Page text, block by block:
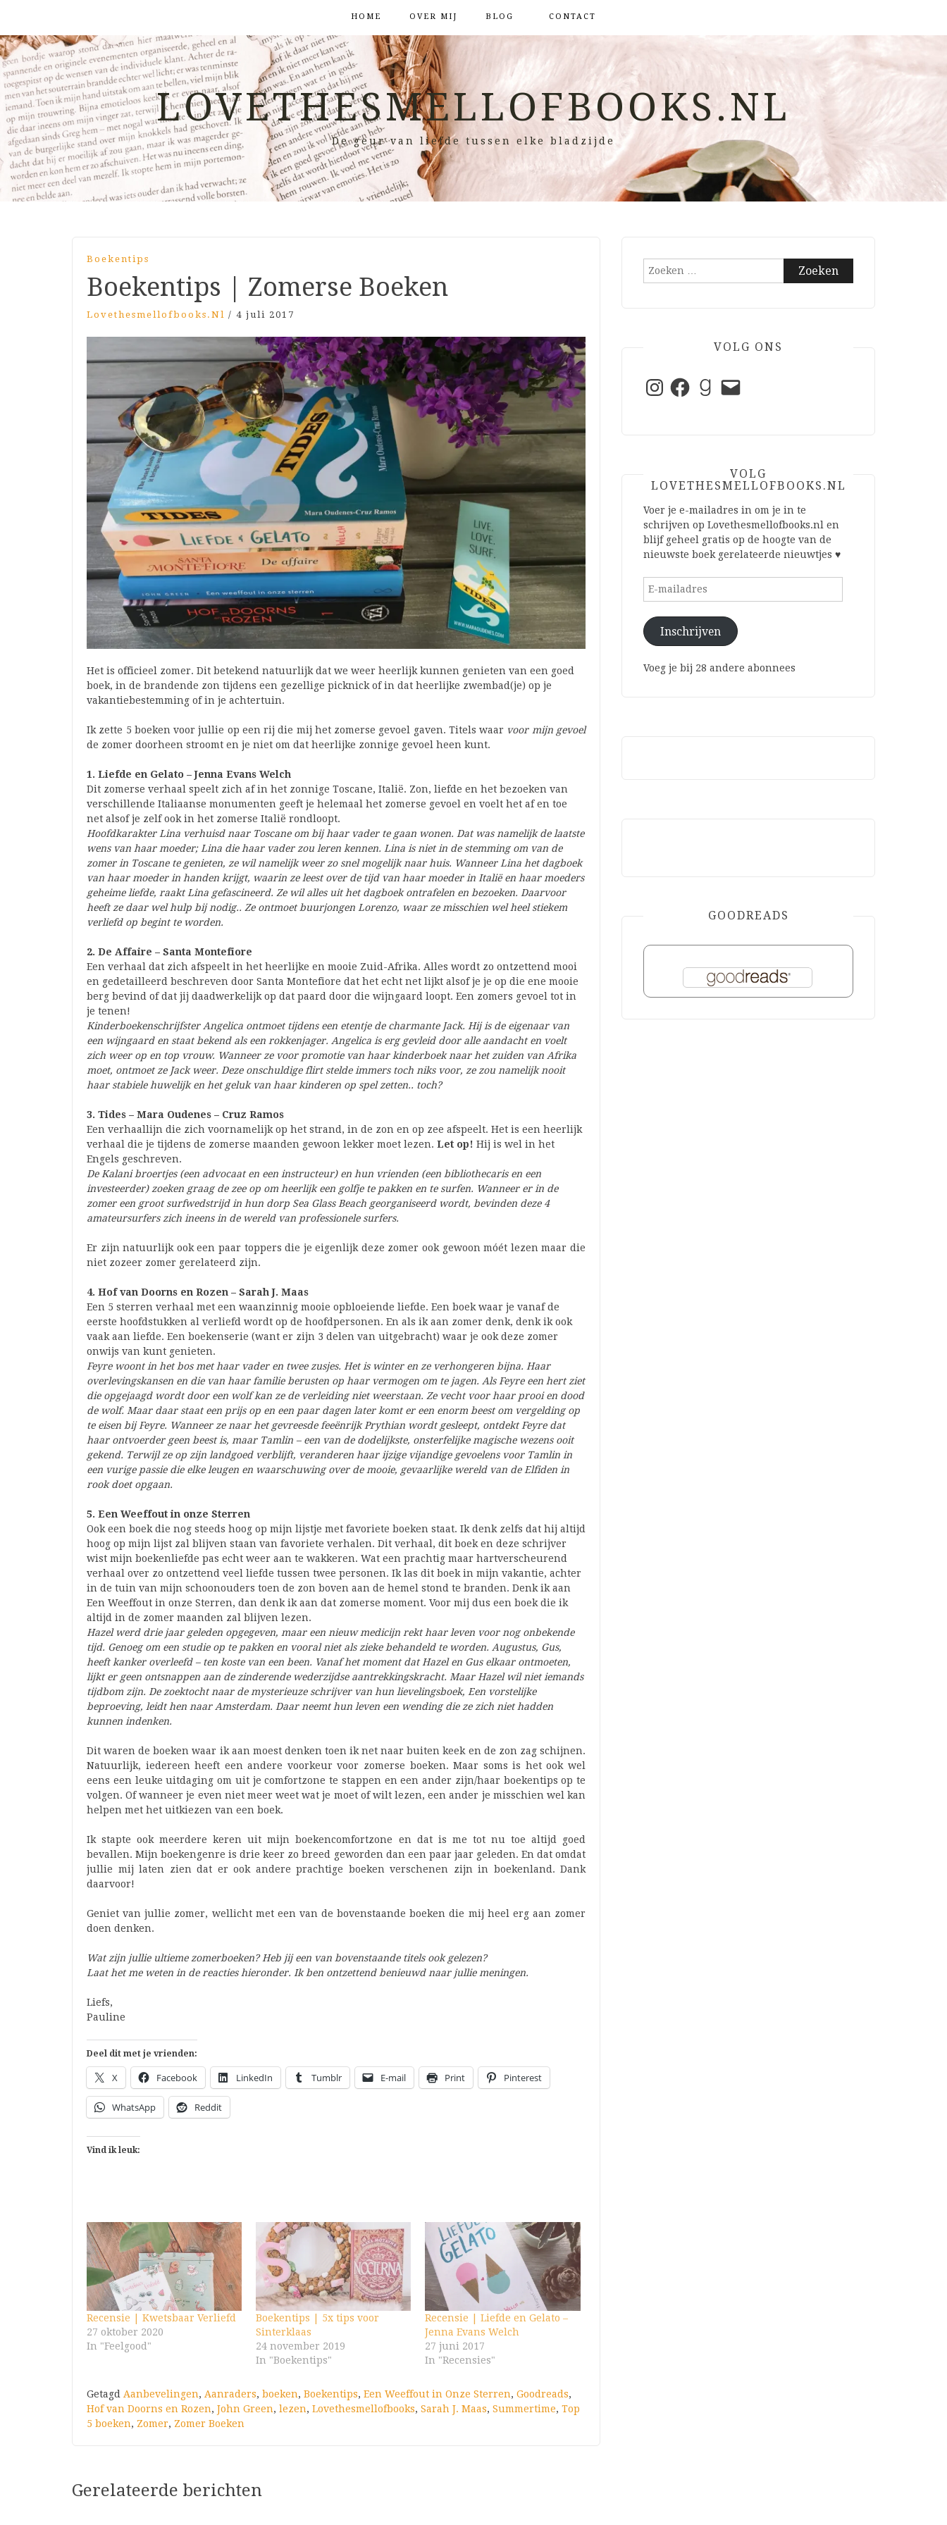
HOME OVER MIJ BLOG CONTACT
LOVETHESMELLOFBOOKS.NL
De geur van liefde tussen elke bladzijde
Boekentips
Boekentips | Zomerse Boeken
Lovethesmellofbooks.nl / 4 juli 2017
Het is officieel zomer. Dit betekend natuurlijk dat we weer heerlijk kunnen genieten van een goed
boek, in de brandende zon tijdens een gezellige picknick of in dat heerlijke zwembad(je) op je
vakantiebestemming of in je achtertuin.
Ik zette 5 boeken voor jullie op een rij die mij het zomerse gevoel gaven. Titels waar voor mijn gevoel
de zomer doorheen stroomt en je niet om dat heerlijke zonnige gevoel heen kunt.
1. Liefde en Gelato – Jenna Evans Welch
Dit zomerse verhaal speelt zich af in het zonnige Toscane, Italië. Zon, liefde en het bezoeken van
verschillende Italiaanse monumenten geeft je helemaal het zomerse gevoel en voelt het af en toe
net alsof je zelf ook in het zomerse Italië rondloopt.
Hoofdkarakter Lina verhuisd naar Toscane om bij haar vader te gaan wonen. Dat was namelijk de laatste
wens van haar moeder; Lina die haar vader zou leren kennen. Lina is niet in de stemming om van de
zomer in Toscane te genieten, ze wil namelijk weer zo snel mogelijk naar huis. Wanneer Lina het dagboek
van haar moeder in handen krijgt, waarin ze leest over de tijd van haar moeder in Italië en haar moeders
geheime liefde, raakt Lina gefascineerd. Ze wil alles uit het dagboek ontrafelen en bezoeken. Daarvoor
heeft ze daar wel hulp bij nodig.. Ze ontmoet buurjongen Lorenzo, waar ze misschien wel heel stiekem
verliefd op begint te worden.
2. De Affaire – Santa Montefiore
Een verhaal dat zich afspeelt in het heerlijke en mooie Zuid-Afrika. Alles wordt zo ontzettend mooi
en gedetailleerd beschreven door Santa Montefiore dat het echt net lijkt alsof je je op die ene mooie
berg bevind of dat jij daadwerkelijk op dat paard door die wijngaard loopt. Een zomers gevoel tot in
je tenen!
Kinderboekenschrijfster Angelica ontmoet tijdens een etentje de charmante Jack. Hij is de eigenaar van
een wijngaard en staat bekend als een rokkenjager. Angelica is erg gevleid door alle aandacht en voelt
zich weer op en top vrouw. Wanneer ze voor promotie van haar kinderboek naar het zuiden van Afrika
moet, ontmoet ze Jack weer. Deze onschuldige flirt stelde immers toch niks voor, ze zou namelijk nooit
haar stabiele huwelijk en het geluk van haar kinderen op spel zetten.. toch?
3. Tides – Mara Oudenes – Cruz Ramos
Een verhaallijn die zich voornamelijk op het strand, in de zon en op zee afspeelt. Het is een heerlijk
verhaal die je tijdens de zomerse maanden gewoon lekker moet lezen. Let op! Hij is wel in het
Engels geschreven.
De Kalani broertjes (een advocaat en een instructeur) en hun vrienden (een bibliothecaris en een
investeerder) zoeken graag de zee op om heerlijk een golfje te pakken en te surfen. Wanneer er in de
zomer een groot surfwedstrijd in hun dorp Sea Glass Beach georganiseerd wordt, bevinden deze 4
amateursurfers zich ineens in de wereld van professionele surfers.
Er zijn natuurlijk ook een paar toppers die je eigenlijk deze zomer ook gewoon móét lezen maar die
niet zozeer zomer gerelateerd zijn.
4. Hof van Doorns en Rozen – Sarah J. Maas
Een 5 sterren verhaal met een waanzinnig mooie opbloeiende liefde. Een boek waar je vanaf de
eerste hoofdstukken al verliefd wordt op de hoofdpersonen. En als ik aan zomer denk, denk ik ook
vaak aan liefde. Een boekenserie (want er zijn 3 delen van uitgebracht) waar je ook deze zomer
onwijs van kunt genieten.
Feyre woont in het bos met haar vader en twee zusjes. Het is winter en ze verhongeren bijna. Haar
overlevingskansen en die van haar familie berusten op haar vermogen om te jagen. Als Feyre een hert ziet
die opgejaagd wordt door een wolf kan ze de verleiding niet weerstaan. Ze vecht voor haar prooi en dood
de wolf. Maar daar staat een prijs op en een paar dagen later komt er een enorm beest om vergelding op
te eisen bij Feyre. Wanneer ze naar het gevreesde feeënrijk Prythian wordt gesleept, ontdekt Feyre dat
haar ontvoerder geen beest is, maar Tamlin – een van de dodelijkste, onsterfelijke magische wezens ooit
gekend. Terwijl ze op zijn landgoed verblijft, veranderen haar ijzige vijandige gevoelens voor Tamlin in
een vurige passie die elke leugen en waarschuwing over de mooie, gevaarlijke wereld van de Elfiden in
rook doet opgaan.
5. Een Weeffout in onze Sterren
Ook een boek die nog steeds hoog op mijn lijstje met favoriete boeken staat. Ik denk zelfs dat hij altijd
hoog op mijn lijst zal blijven staan van favoriete verhalen. Dit verhaal, dit boek en deze schrijver
wist mijn boekenliefde pas echt weer aan te wakkeren. Wat een prachtig maar hartverscheurend
verhaal over zo ontzettend veel liefde tussen twee personen. Ik las dit boek in mijn vakantie, achter
in de tuin van mijn schoonouders toen de zon boven aan de hemel stond te branden. Denk ik aan
Een Weeffout in onze Sterren, dan denk ik aan dat zomerse moment. Voor mij dus een boek die ik
altijd in de zomer maanden zal blijven lezen.
Hazel werd drie jaar geleden opgegeven, maar een nieuw medicijn rekt haar leven voor nog onbekende
tijd. Genoeg om een studie op te pakken en vooral niet als zieke behandeld te worden. Augustus, Gus,
heeft kanker overleefd – ten koste van een been. Vanaf het moment dat Hazel en Gus elkaar ontmoeten,
lijkt er geen ontsnappen aan de zinderende wederzijdse aantrekkingskracht. Maar Hazel wil niet iemands
tijdbom zijn. De zoektocht naar de mysterieuze schrijver van hun lievelingsboek, Een vorstelijke
beproeving, leidt hen naar Amsterdam. Daar neemt hun leven een wending die ze zich niet hadden
kunnen indenken.
Dit waren de boeken waar ik aan moest denken toen ik net naar buiten keek en de zon zag schijnen.
Natuurlijk, iedereen heeft een andere voorkeur voor zomerse boeken. Maar soms is het ook wel
eens een leuke uitdaging om uit je comfortzone te stappen en een ander zijn/haar boekentips op te
volgen. Of wanneer je even niet meer weet wat je moet of wilt lezen, een ander je misschien wel kan
helpen met het uitkiezen van een boek.
Ik stapte ook meerdere keren uit mijn boekencomfortzone en dat is me tot nu toe altijd goed
bevallen. Mijn boekengenre is drie keer zo breed geworden dan een paar jaar geleden. En dat omdat
jullie mij laten zien dat er ook andere prachtige boeken verschenen zijn in boekenland. Dank
daarvoor!
Geniet van jullie zomer, wellicht met een van de bovenstaande boeken die mij heel erg aan zomer
doen denken.
Wat zijn jullie ultieme zomerboeken? Heb jij een van bovenstaande titels ook gelezen?
Laat het me weten in de reacties hieronder. Ik ben ontzettend benieuwd naar jullie meningen.
Liefs,
Pauline
Deel dit met je vrienden:
X Facebook LinkedIn Tumblr E-mail Print Pinterest
WhatsApp Reddit
Vind ik leuk:
Recensie | Kwetsbaar Verliefd
27 oktober 2020
In "Feelgood"
Boekentips | 5x tips voor
Sinterklaas
24 november 2019
In "Boekentips"
Recensie | Liefde en Gelato –
Jenna Evans Welch
27 juni 2017
In "Recensies"
Getagd Aanbevelingen, Aanraders, boeken, Boekentips, Een Weeffout in Onze Sterren, Goodreads,
Hof van Doorns en Rozen, John Green, lezen, Lovethesmellofbooks, Sarah J. Maas, Summertime, Top
5 boeken, Zomer, Zomer Boeken
Gerelateerde berichten
Zoeken
VOLG ONS
InstagramFacebookGoodreads
E-
mail
VOLG
LOVETHESMELLOFBOOKS.NL
Voer je e-mailadres in om je in te
schrijven op Lovethesmellofbooks.nl en
blijf geheel gratis op de hoogte van de
nieuwste boek gerelateerde nieuwtjes ♥
E-
Inschrijven
Voeg je bij 28 andere abonnees
GOODREADS